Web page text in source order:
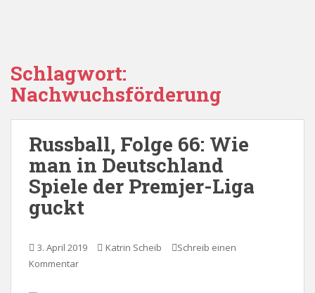
Schlagwort:
Nachwuchsförderung
Russball, Folge 66: Wie
man in Deutschland
Spiele der Premjer-Liga
guckt
3. April 2019 Katrin Scheib
Schreib einen
Kommentar